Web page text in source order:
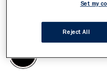
Set my
Reject All